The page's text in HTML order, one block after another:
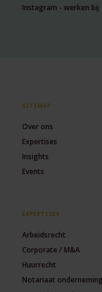
Instagram - werken bij
SITEMAP
Over ons
Expertises
Insights
Events
EXPERTISES
Arbeidsrecht
Corporate / M&A
Huurrecht
Notariaat